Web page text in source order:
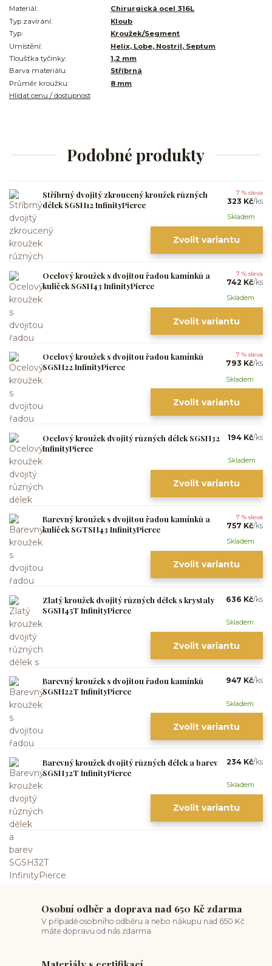
Materiál:
Chirurgická ocel 316L
Typ zavírání:
Kloub
Typ:
Kroužek/Segment
Umístění:
Helix, Lobe, Nostril, Septum
Tloušťka tyčinky:
1,2 mm
Barva materiálu:
Stříbrná
Průměr kroužku:
8 mm
Hlídat cenu / dostupnost
Podobné produkty
Stříbrný dvojitý zkroucený kroužek různých
délek SGSH12 InfinityPierce
7 % sleva
323 Kč/ks
Skladem
Zvolit variantu
Ocelový kroužek s dvojitou řadou kamínků a
kuliček SGSH43 InfinityPierce
7 % sleva
742 Kč/ks
Skladem
Zvolit variantu
Ocelový kroužek s dvojitou řadou kamínků
SGSH22 InfinityPierce
7 % sleva
793 Kč/ks
Skladem
Zvolit variantu
Ocelový kroužek dvojitý různých délek SGSH32
InfinityPierce
194 Kč/ks
Skladem
Zvolit variantu
Barevný kroužek s dvojitou řadou kamínků a
kuliček SGTSH43 InfinityPierce
7 % sleva
757 Kč/ks
Skladem
Zvolit variantu
Zlatý kroužek dvojitý různých délek s krystaly
SGSH45T InfinityPierce
636 Kč/ks
Skladem
Zvolit variantu
Barevný kroužek s dvojitou řadou kamínků
SGSH22T InfinityPierce
947 Kč/ks
Skladem
Zvolit variantu
Barevný kroužek dvojitý různých délek a barev
SGSH32T InfinityPierce
234 Kč/ks
Skladem
Zvolit variantu
Osobní odběr a doprava nad 650 Kč zdarma
V případě osobního odběru a nebo nákupu nad 650 Kč
máte dopravu od nás zdarma